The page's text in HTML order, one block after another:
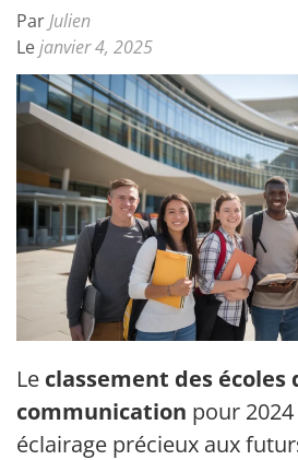
ParJulien
Lejanvier 4, 2025
Le classement des écoles
communication pour
éclairage précieux aux